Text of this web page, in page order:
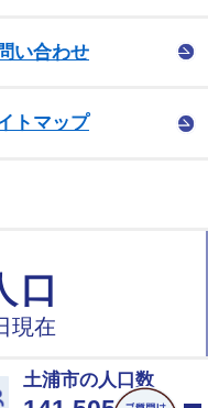
い合わせ
トマップ